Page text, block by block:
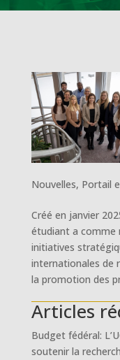
Nouvelles, Portail
Créé en janvier
étudiant a comme
initiatives
internationales de
la promotion des
Articles
Budget fédéral:
soutenir la